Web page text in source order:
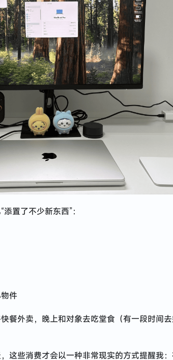
置了不少新东西”：
件
餐外卖，晚上和对象去吃堂食（有一段时间
这些消费才会以一种非常现实的方式提醒我：